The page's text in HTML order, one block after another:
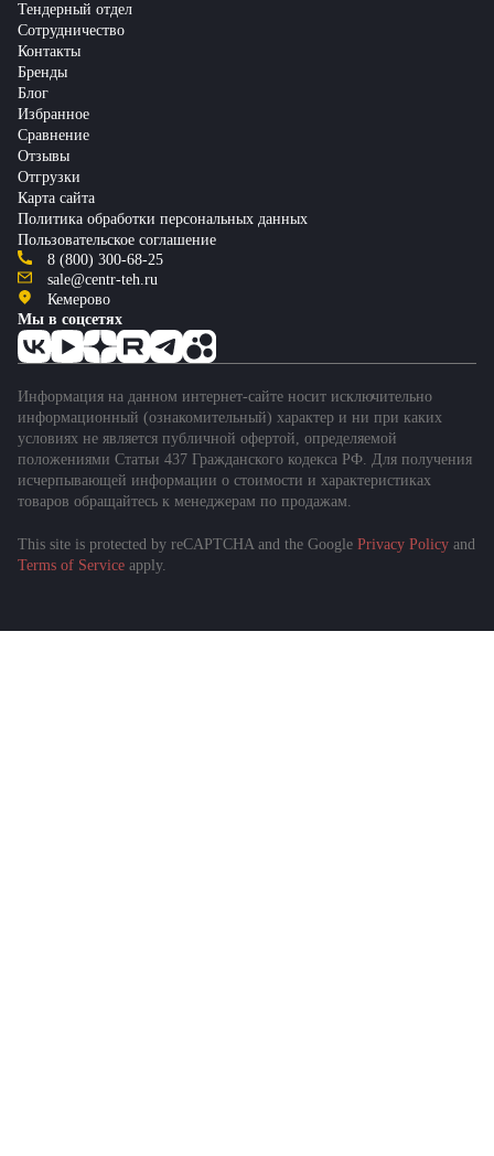
Тендерный отдел
Сотрудничество
Контакты
Бренды
Блог
Избранное
Сравнение
Отзывы
Отгрузки
Карта сайта
Политика обработки персональных данных
Пользовательское соглашение
8 (800) 300-68-25
sale@centr-teh.ru
Кемерово
Мы в соцсетях
Информация на данном интернет-сайте носит исключительно
информационный (ознакомительный) характер и ни при каких
условиях не является публичной офертой, определяемой
положениями Статьи 437 Гражданского кодекса РФ. Для получения
исчерпывающей информации о стоимости и характеристиках
товаров обращайтесь к менеджерам по продажам.
This site is protected by reCAPTCHA and the Google Privacy Policy and
Terms of Service apply.